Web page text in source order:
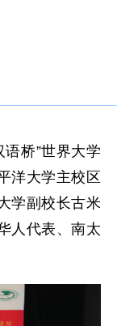
桥”世界大学
洋大学主校区
学副校长古米
人代表、南太